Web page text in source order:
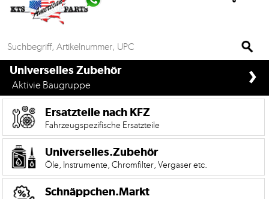
Universelles
Anfrage
&
Kontaktformular
Garage
Carport
Die
Mobile
Version
if%> >
Universelles Zubehör
Aktivie Baugruppe ›
Ersatzteile nach KFZ
Fahrzeugspezifische Ersatzteile
Universelles.Zubehör
Öle, Instrumente, Chromfilter, Vergaser etc.
Schnäppchen.Markt